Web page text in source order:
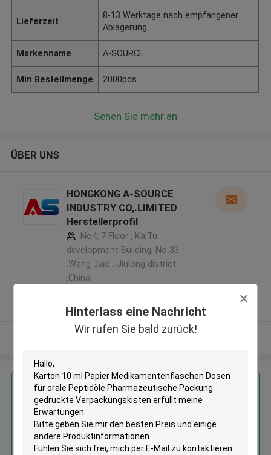
Hinterlass eine Nachricht
Wir rufen Sie bald zurück!
Lieferzeit
8-13 Werktage nach empfangener
Ablagerung
Markenname A-SOURCE
Min Bestellmenge 2000pcs
Sehen Sie mehr an
ÜBER UNS
HONGKONG A-SOURCE
INDUSTRY CO,.LIMITED
Herstellerprofil
No4, 7 Floor , KaiTu
development Building, No 33
,Wang Jiao , Jiulong district
,China
Überprüfter Lieferant
Erhalten Sie den besten Preis für
Karton 10 ml Papier
Medikamentenflaschen Dosen
für orale Peptidöle